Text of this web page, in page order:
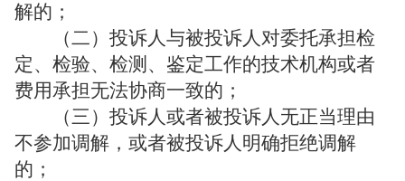
解的；
（二）投诉人与被投诉人对委托承担检
定、检验、检测、鉴定工作的技术机构或者
费用承担无法协商一致的；
（三）投诉人或者被投诉人无正当理由
不参加调解，或者被投诉人明确拒绝调解
的；